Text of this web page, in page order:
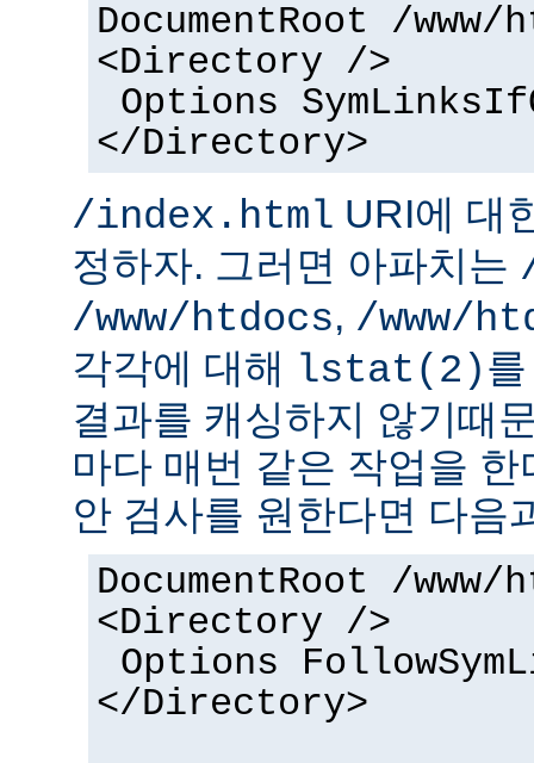
DocumentRoot /www/
<Directory />
Options
</Directory>
/index.html URI에 대
정하자. 그러면 아파치는
/www/htdocs, /www/
각각에 대해
lstat(2)
결과를 캐싱하지 않기때
마다 매번 같은 작업을
안 검사를 원한다면 다음
DocumentRoot /www/
<Directory />
Options
</Directory>